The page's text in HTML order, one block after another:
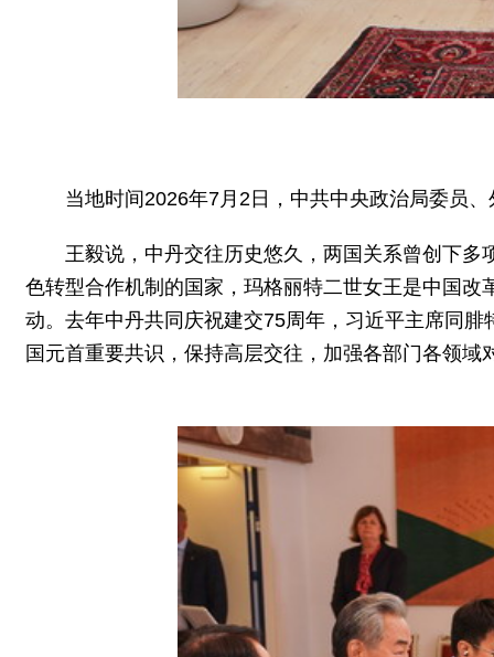
当地时间2026年7月2日，中共中央政治局委员
王毅说，中丹交往历史悠久，两国关系曾创下多
色转型合作机制的国家，玛格丽特二世女王是中国
动。去年中丹共同庆祝建交75周年，习近平主席同
国元首重要共识，保持高层交往，加强各部门各领域